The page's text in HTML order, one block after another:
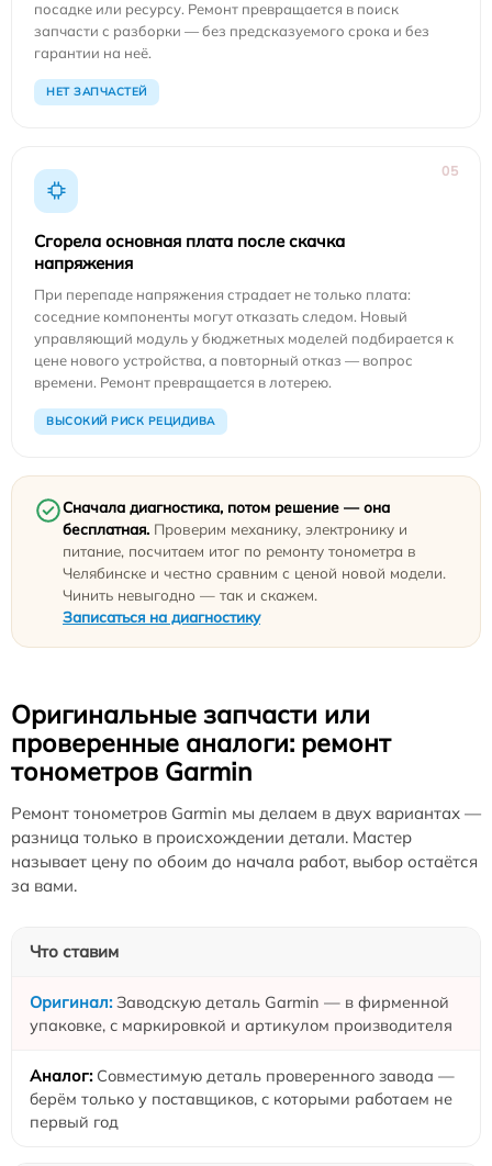
посадке или ресурсу. Ремонт превращается в поиск
запчасти с разборки — без предсказуемого срока и без
гарантии на неё.
НЕТ ЗАПЧАСТЕЙ
05
Сгорела основная плата после скачка
напряжения
При перепаде напряжения страдает не только плата:
соседние компоненты могут отказать следом. Новый
управляющий модуль у бюджетных моделей подбирается к
цене нового устройства, а повторный отказ — вопрос
времени. Ремонт превращается в лотерею.
ВЫСОКИЙ РИСК РЕЦИДИВА
Сначала диагностика, потом решение — она
бесплатная. Проверим механику, электронику и
питание, посчитаем итог по ремонту тонометра в
Челябинске и честно сравним с ценой новой модели.
Чинить невыгодно — так и скажем.
Записаться на диагностику
Оригинальные запчасти или
проверенные аналоги: ремонт
тонометров Garmin
Ремонт тонометров Garmin мы делаем в двух вариантах —
разница только в происхождении детали. Мастер
называет цену по обоим до начала работ, выбор остаётся
за вами.
Что ставим
Заводскую деталь Garmin — в фирменной
упаковке, с маркировкой и артикулом производителя
Совместимую деталь проверенного завода —
берём только у поставщиков, с которыми работаем не
первый год